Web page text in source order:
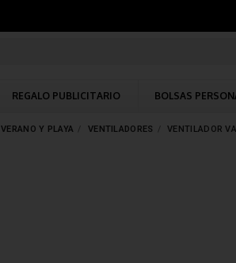
REGALO PUBLICITARIO BOLSAS
VERANO Y PLAYA VENTILADORES VENTILADOR